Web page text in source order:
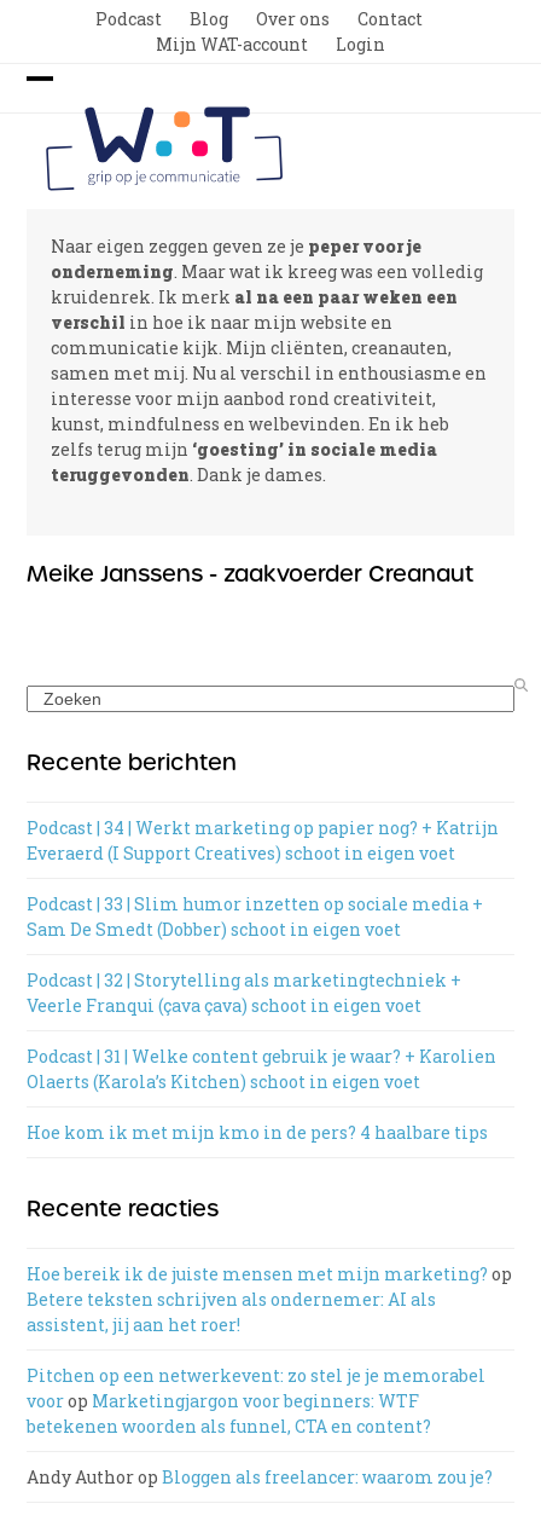
Podcast Blog Over ons
Contact
Mijn WAT-account
Login
Open
mobile
menu
Close
mobile
menu
Naar eigen zeggen geven ze je peper voor je
onderneming. Maar wat ik kreeg was een volledig
kruidenrek. Ik merk al na een paar weken een
verschil in hoe ik naar mijn website en
communicatie kijk. Mijn cliënten, creanauten,
samen met mij. Nu al verschil in enthousiasme en
interesse voor mijn aanbod rond creativiteit,
kunst, mindfulness en welbevinden. En ik heb
zelfs terug mijn ‘goesting’ in sociale media
teruggevonden. Dank je dames.
Meike Janssens - zaakvoerder Creanaut
Search
Recente berichten
Podcast | 34 | Werkt marketing op papier nog? + Katrijn
Everaerd (I Support Creatives) schoot in eigen voet
Podcast | 33 | Slim humor inzetten op sociale media +
Sam De Smedt (Dobber) schoot in eigen voet
Podcast | 32 | Storytelling als marketingtechniek +
Veerle Franqui (çava çava) schoot in eigen voet
Podcast | 31 | Welke content gebruik je waar? + Karolien
Olaerts (Karola’s Kitchen) schoot in eigen voet
Hoe kom ik met mijn kmo in de pers? 4 haalbare tips
Recente reacties
Hoe bereik ik de juiste mensen met mijn marketing? op
Betere teksten schrijven als ondernemer: AI als
assistent, jij aan het roer!
Pitchen op een netwerkevent: zo stel je je memorabel
voorop Marketingjargon voor beginners: WTF
betekenen woorden als funnel, CTA en content?
Andy AuthoropBloggen als freelancer: waarom zou je?